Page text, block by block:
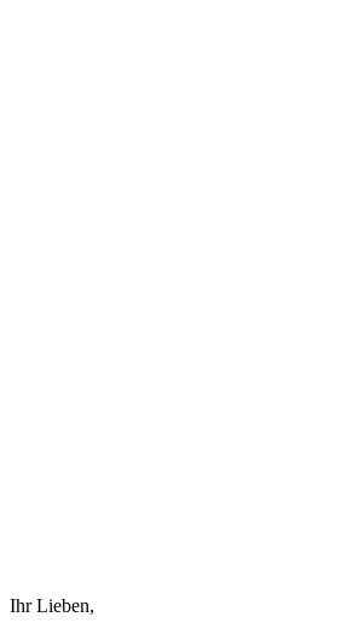
Ihr Lieben,